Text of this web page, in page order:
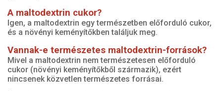
A maltodextrin cukor?
Igen, a maltodextrin egy természetben előforduló cukor,
és a növényi keményítőkben találjuk meg.
Vannak-e természetes maltodextrin-források?
Mivel a maltodextrin nem természetesen előforduló
cukor (növényi keményítőkből származik), ezért
nincsenek közvetlen természetes forrásai.